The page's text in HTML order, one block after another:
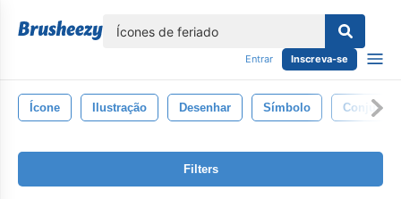
Entrar Inscreva-se
Ícone Ilustração Desenhar Símbolo Conjunto
Filters